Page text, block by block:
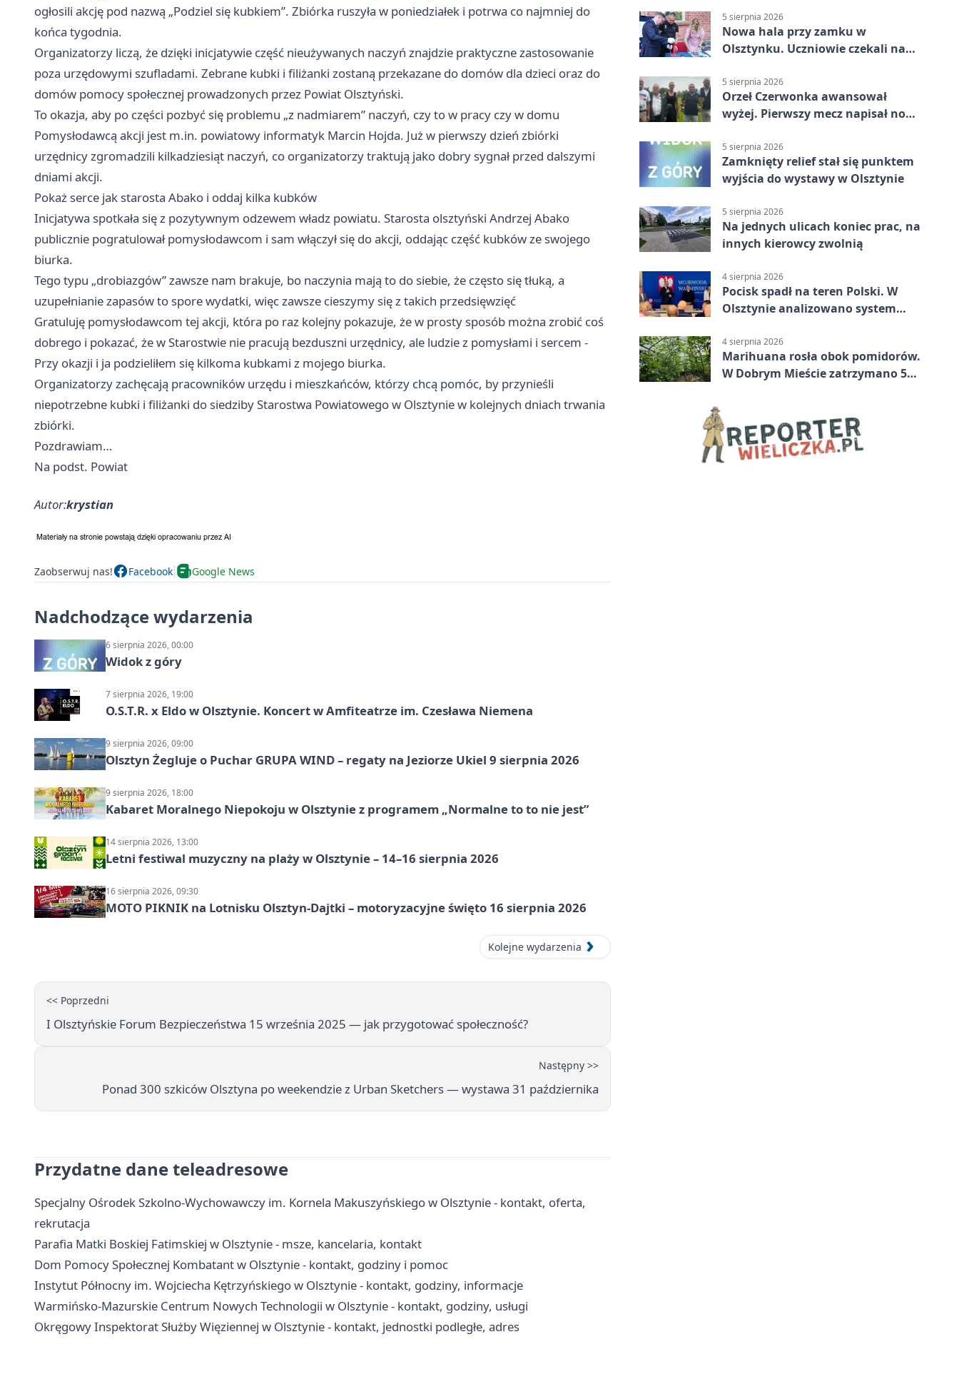
ogłosili akcję pod nazwą „Podziel się kubkiem”. Zbiórka ruszyła w poniedziałek i potrwa co najmniej do
końca tygodnia.
Organizatorzy liczą, że dzięki inicjatywie część nieużywanych naczyń znajdzie praktyczne zastosowanie
poza urzędowymi szufladami. Zebrane kubki i filiżanki zostaną przekazane do domów dla dzieci oraz do
domów pomocy społecznej prowadzonych przez Powiat Olsztyński.
To okazja, aby po części pozbyć się problemu „z nadmiarem” naczyń, czy to w pracy czy w domu
Pomysłodawcą akcji jest m.in. powiatowy informatyk Marcin Hojda. Już w pierwszy dzień zbiórki
urzędnicy zgromadzili kilkadziesiąt naczyń, co organizatorzy traktują jako dobry sygnał przed dalszymi
dniami akcji.
Pokaż serce jak starosta Abako i oddaj kilka kubków
Inicjatywa spotkała się z pozytywnym odzewem władz powiatu. Starosta olsztyński Andrzej Abako
publicznie pogratulował pomysłodawcom i sam włączył się do akcji, oddając część kubków ze swojego
biurka.
Tego typu „drobiazgów” zawsze nam brakuje, bo naczynia mają to do siebie, że często się tłuką, a
uzupełnianie zapasów to spore wydatki, więc zawsze cieszymy się z takich przedsięwzięć
Gratuluję pomysłodawcom tej akcji, która po raz kolejny pokazuje, że w prosty sposób można zrobić coś
dobrego i pokazać, że w Starostwie nie pracują bezduszni urzędnicy, ale ludzie z pomysłami i sercem -
Przy okazji i ja podzieliłem się kilkoma kubkami z mojego biurka.
Organizatorzy zachęcają pracowników urzędu i mieszkańców, którzy chcą pomóc, by przynieśli
niepotrzebne kubki i filiżanki do siedziby Starostwa Powiatowego w Olsztynie w kolejnych dniach trwania
zbiórki.
Pozdrawiam…
Na podst. Powiat
Autor:krystian
Zaobserwuj nas! Facebook Google News
Nadchodzące wydarzenia
6 sierpnia 2026, 00:00
Widok z góry
7 sierpnia 2026, 19:00
O.S.T.R. x Eldo w Olsztynie. Koncert w Amfiteatrze im. Czesława Niemena
9 sierpnia 2026, 09:00
Olsztyn Żegluje o Puchar GRUPA WIND – regaty na Jeziorze Ukiel 9 sierpnia 2026
9 sierpnia 2026, 18:00
Kabaret Moralnego Niepokoju w Olsztynie z programem „Normalne to to nie jest”
14 sierpnia 2026, 13:00
Letni festiwal muzyczny na plaży w Olsztynie – 14–16 sierpnia 2026
16 sierpnia 2026, 09:30
MOTO PIKNIK na Lotnisku Olsztyn-Dajtki – motoryzacyjne święto 16 sierpnia 2026
Kolejne wydarzenia
<< Poprzedni
I Olsztyńskie Forum Bezpieczeństwa 15 września 2025 — jak przygotować społeczność?
Następny >>
Ponad 300 szkiców Olsztyna po weekendzie z Urban Sketchers — wystawa 31 października
Przydatne dane teleadresowe
Specjalny Ośrodek Szkolno-Wychowawczy im. Kornela Makuszyńskiego w Olsztynie - kontakt, oferta,
rekrutacja
Parafia Matki Boskiej Fatimskiej w Olsztynie - msze, kancelaria, kontakt
Dom Pomocy Społecznej Kombatant w Olsztynie - kontakt, godziny i pomoc
Instytut Północny im. Wojciecha Kętrzyńskiego w Olsztynie - kontakt, godziny, informacje
Warmińsko-Mazurskie Centrum Nowych Technologii w Olsztynie - kontakt, godziny, usługi
Okręgowy Inspektorat Służby Więziennej w Olsztynie - kontakt, jednostki podległe, adres
5 sierpnia 2026
Nowa hala przy zamku w
Olsztynku. Uczniowie czekali na
5 sierpnia 2026
Orzeł Czerwonka awansował
wyżej. Pierwszy mecz napisał nowy
5 sierpnia 2026
Zamknięty relief stał się punktem
wyjścia do wystawy w Olsztynie
5 sierpnia 2026
Na jednych ulicach koniec prac, na
innych kierowcy zwolnią
4 sierpnia 2026
Pocisk spadł na teren Polski. W
Olsztynie analizowano system
4 sierpnia 2026
Marihuana rosła obok pomidorów.
W Dobrym Mieście zatrzymano 5